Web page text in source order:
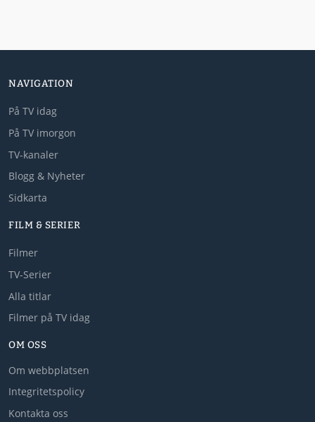
NAVIGATION
På TV idag
På TV imorgon
TV-kanaler
Blogg & Nyheter
Sidkarta
FILM & SERIER
Filmer
TV-Serier
Alla titlar
Filmer på TV idag
OM OSS
Om webbplatsen
Integritetspolicy
Kontakta oss